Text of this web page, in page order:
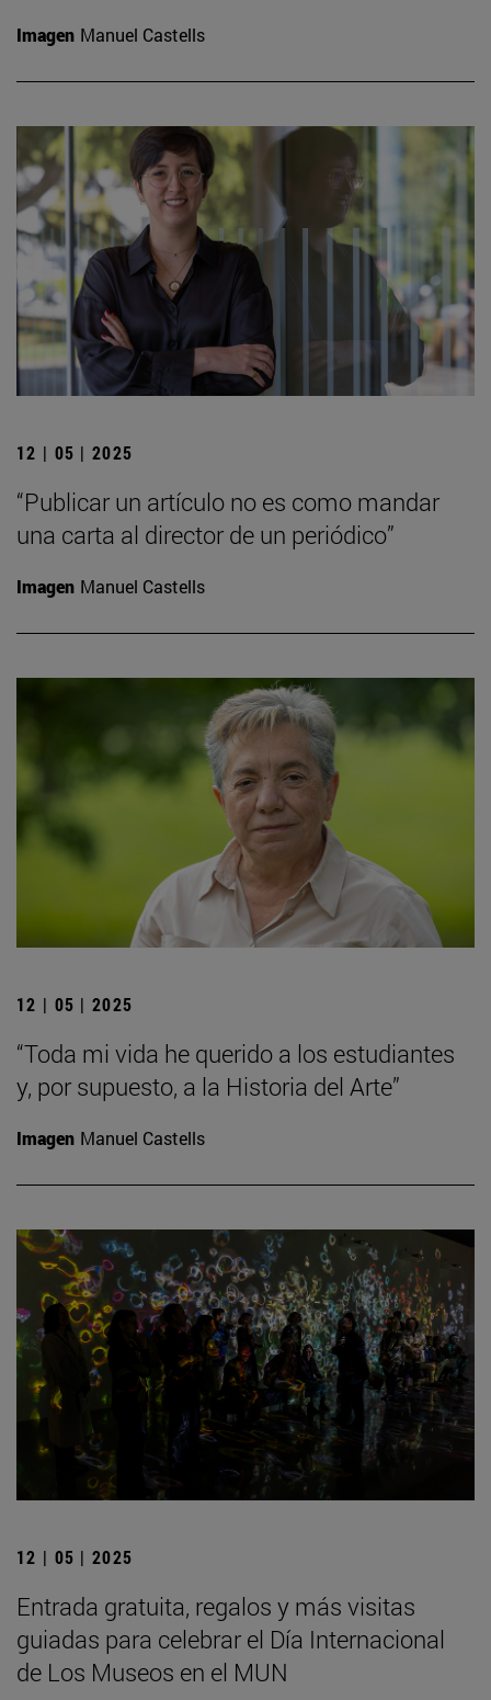
Imagen Manuel Castells
12 | 05 | 2025
“Publicar un artículo no es como mandar
una carta al director de un periódico”
Imagen Manuel Castells
12 | 05 | 2025
“Toda mi vida he querido a los estudiantes
y, por supuesto, a la Historia del Arte”
Imagen Manuel Castells
12 | 05 | 2025
Entrada gratuita, regalos y más visitas
guiadas para celebrar el Día Internacional
de Los Museos en el MUN